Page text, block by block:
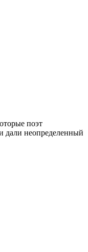
поэт
дали неопределенный